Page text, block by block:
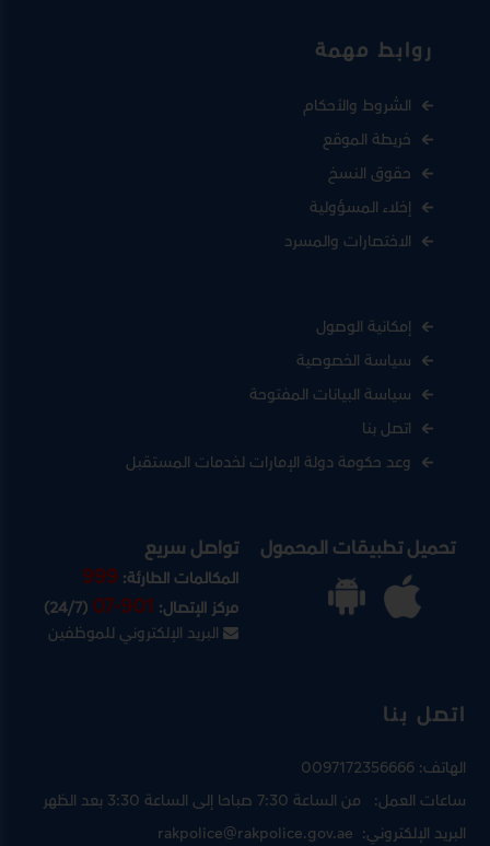
روابط مهمة
الشروط والأحكام
خريطة الموقع
حقوق النسخ
إخلاء المسؤولية
الاختصارات والمسرد
إمكانية الوصول
سياسة الخصوصية
سياسة البيانات المفتوحة
اتصل بنا
وعد حكومة دولة الإمارات لخدمات المستقبل
تحميل تطبيقات المحمول تواصل سريع
المكالمات الطارئة:999
مركز الإتصال:07-901
(24/7)
البريد الإلكتروني للموظفين
اتصل بنا
الهاتف:0097172356666
ساعات العمل: من الساعة 7:30 صباحا إلى الساعة 3:30 بعد الظهر
البريد الإلكتروني:rakpolice@rakpolice.gov.ae